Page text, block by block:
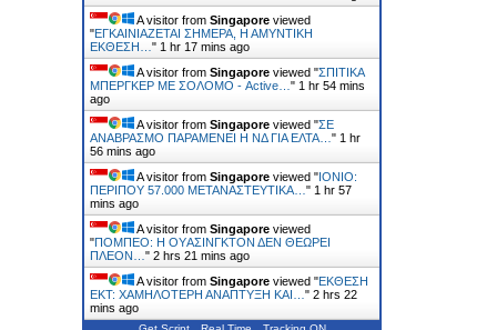
A visitor from Singapore viewed
"ΕΓΚΑΙΝΙAΖΕΤΑΙ ΣΗΜΕΡΑ, Η ΑΜΥΝΤΙΚH
EΚΘΕΣΗ… " 1 hr 17 mins ago
A visitor from Singapore viewed "ΣΠΙΤΙΚΑ
ΜΠΕΡΓΚΕΡ ΜΕ ΣΟΛΟΜΟ - Active… " 1 hr 54 mins
ago
A visitor from Singapore viewed "ΣΕ
ΑΝΑΒΡΑΣΜΟ ΠΑΡΑΜΕΝΕΙ Η ΝΔ ΓΙΑ ΕΛΤΑ… " 1 hr
56 mins ago
A visitor from Singapore viewed "ΙΟΝΙΟ:
ΠΕΡΙΠΟΥ 57.000 ΜΕΤΑΝΑΣΤΕΥΤΙΚΑ… " 1 hr 57
mins ago
A visitor from Singapore viewed
"ΠΟΜΠEΟ: Η ΟΥAΣΙΝΓΚΤΟΝ ΔΕΝ ΘΕΩΡΕI
ΠΛEΟΝ… " 2 hrs 21 mins ago
A visitor from Singapore viewed "ΕΚΘΕΣΗ
ΕΚΤ: ΧΑΜΗΛΟΤΕΡΗ ΑΝΑΠΤΥΞΗ ΚΑΙ… " 2 hrs 22
mins ago